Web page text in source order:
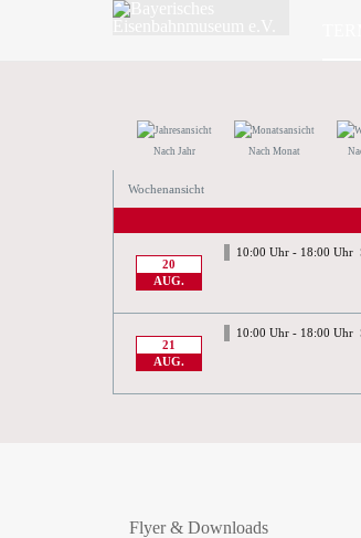
Nach Jahr Nach Monat
Wochenansicht
20
AUG.
10:00 Uhr - 18:00 Uhr
21
AUG.
10:00 Uhr - 18:00 Uhr
Flyer & Downloads